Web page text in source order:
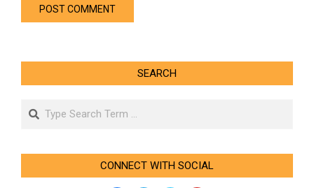
SEARCH
Search
CONNECT WITH SOCIAL